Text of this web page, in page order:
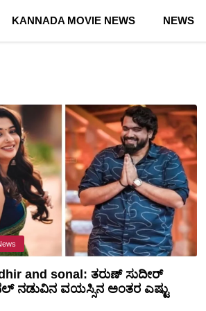
KANNADA MOVIE NEWS NEWS
and sonal: ತರುಣ್ ಸುದೀರ್
ನಡುವಿನ ವಯಸ್ಸಿನ ಅಂತರ ಎಷ್ಟು